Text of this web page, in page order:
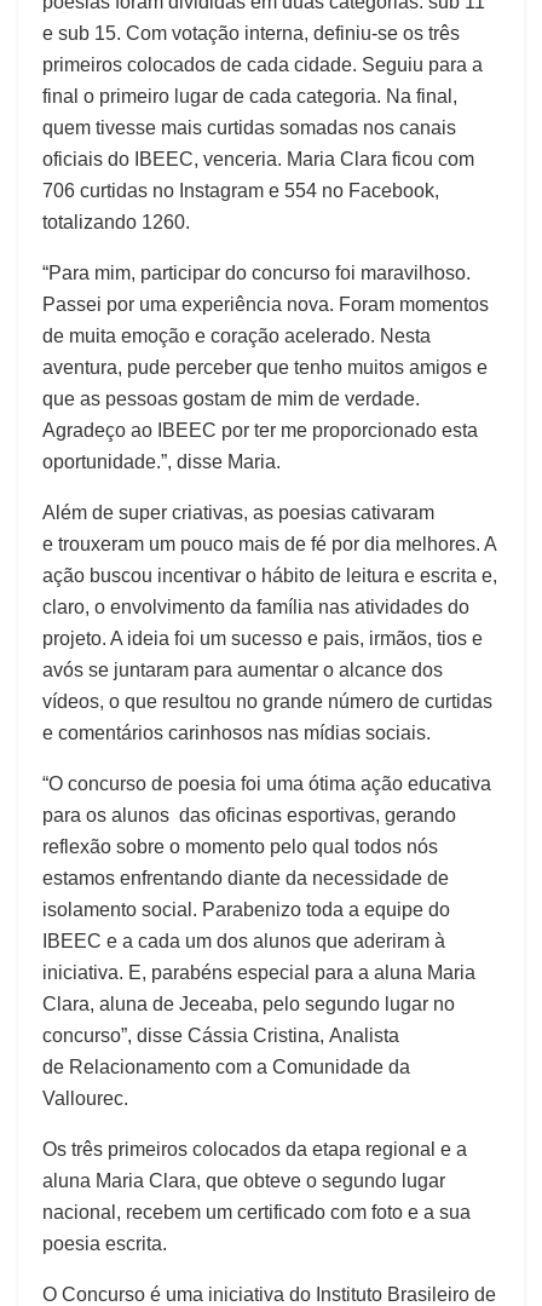
e sub 15. Com votação interna, definiu-se os três
primeiros colocados de cada cidade. Seguiu para a
final o primeiro lugar de cada categoria. Na final,
quem tivesse mais curtidas somadas nos canais
oficiais do IBEEC, venceria. Maria Clara ficou com
706 curtidas no Instagram e 554 no Facebook,
totalizando 1260.
“Para mim, participar do concurso foi maravilhoso.
Passei por uma experiência nova. Foram momentos
de muita emoção e coração acelerado. Nesta
aventura, pude perceber que tenho muitos amigos e
que as pessoas gostam de mim de verdade.
Agradeço ao IBEEC por ter me proporcionado esta
oportunidade.”, disse Maria.
Além de super criativas, as poesias cativaram
e trouxeram um pouco mais de fé por dia melhores. A
ação buscou incentivar o hábito de leitura e escrita e,
claro, o envolvimento da família nas atividades do
projeto. A ideia foi um sucesso e pais, irmãos, tios e
avós se juntaram para aumentar o alcance dos
vídeos, o que resultou no grande número de curtidas
e comentários carinhosos nas mídias sociais.
“O concurso de poesia foi uma ótima ação educativa
para os alunos das oficinas esportivas, gerando
reflexão sobre o momento pelo qual todos nós
estamos enfrentando diante da necessidade de
isolamento social. Parabenizo toda a equipe do
IBEEC e a cada um dos alunos que aderiram à
iniciativa. E, parabéns especial para a aluna Maria
Clara, aluna de Jeceaba, pelo segundo lugar no
concurso”, disse Cássia Cristina, Analista
de Relacionamento com a Comunidade da
Vallourec.
Os três primeiros colocados da etapa regional e a
aluna Maria Clara, que obteve o segundo lugar
nacional, recebem um certificado com foto e a sua
poesia escrita.
O Concurso é uma iniciativa do Instituto Brasileiro de